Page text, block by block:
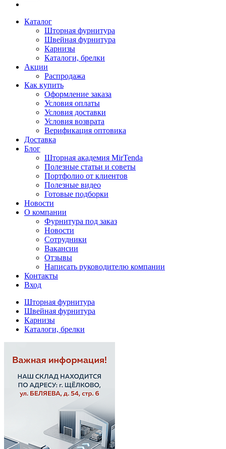
Каталог
Шторная фурнитура
Швейная фурнитура
Карнизы
Каталоги, брелки
Акции
Распродажа
Как купить
Оформление заказа
Условия оплаты
Условия доставки
Условия возврата
Верификация оптовика
Доставка
Блог
Шторная академия MirTenda
Полезные статьи и советы
Портфолио от клиентов
Полезные видео
Готовые подборки
Новости
О компании
Фурнитура под заказ
Новости
Сотрудники
Вакансии
Отзывы
Написать руководителю компании
Контакты
Вход
Шторная фурнитура
Швейная фурнитура
Карнизы
Каталоги, брелки